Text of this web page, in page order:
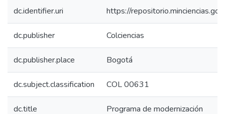
dc.identifier.uri https://
dc.publisher Colciencias
dc.publisher.place Bogotá
dc.subject.classification COL 00631
dc.title Programa de modernización